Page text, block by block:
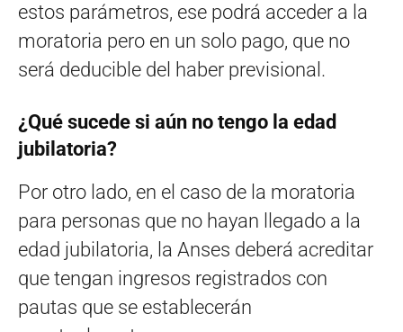
estos parámetros, ese podrá acceder a la
moratoria pero en un solo pago, que no
será deducible del haber previsional.
¿Qué sucede si aún no tengo la edad
jubilatoria?
Por otro lado, en el caso de la moratoria
para personas que no hayan llegado a la
edad jubilatoria, la Anses deberá acreditar
que tengan ingresos registrados con
pautas que se establecerán